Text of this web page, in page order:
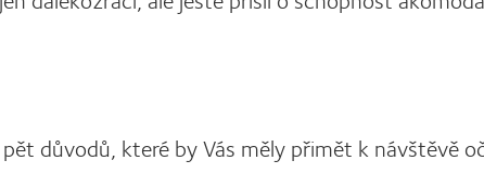
důvodů, které by Vás měly přimět k návštěvě